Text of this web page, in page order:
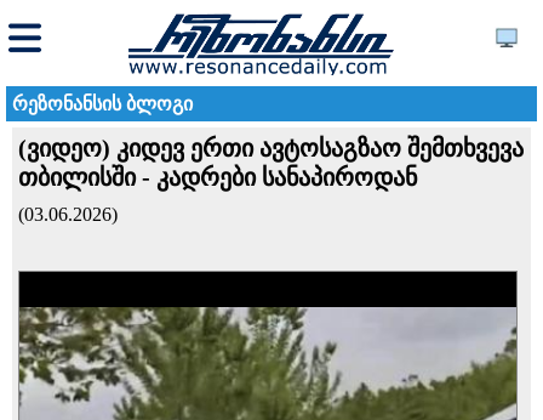
რეზონანსის ბლოგი
(ვიდეო) კიდევ ერთი ავტოსაგზაო შემთხვევა
თბილისში - კადრები სანაპიროდან
(03.06.2026)